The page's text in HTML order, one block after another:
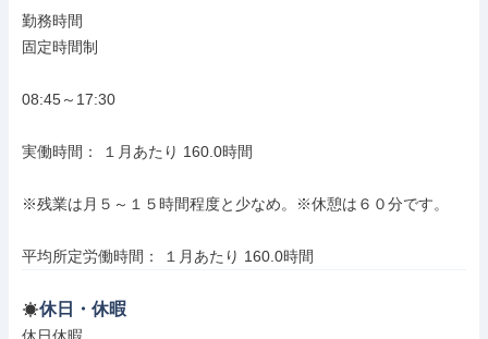
勤務時間
固定時間制
08:45～17:30
実働時間： １月あたり 160.0時間
※残業は月５～１５時間程度と少なめ。※休憩は６０分です。
平均所定労働時間： １月あたり 160.0時間
休日・休暇